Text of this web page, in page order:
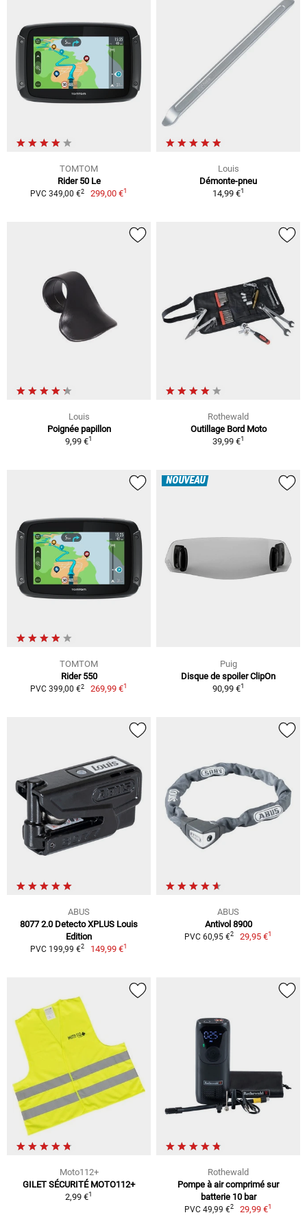
TOMTOM
Rider 50 Le
PVC 349,00 €2 299,00 €1
Louis
Démonte-pneu
14,99 €1
Louis
Poignée papillon
9,99 €1
Rothewald
Outillage Bord Moto
39,99 €1
TOMTOM
Rider 550
PVC 399,00 €2 269,99 €1
NOUVEAU
Puig
Disque de spoiler ClipOn
90,99 €1
ABUS
8077 2.0 Detecto XPLUS Louis
Edition
PVC 199,99 €2 149,99 €1
ABUS
Antivol 8900
PVC 60,95 €2 29,95 €1
Moto112+
GILET SÉCURITÉ MOTO112+
2,99 €1
Rothewald
Pompe à air comprimé sur
batterie 10 bar
PVC 49,99 €2 29,99 €1